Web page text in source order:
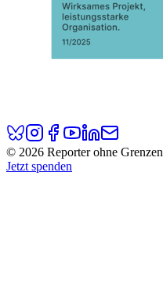
© 2026 Reporter ohne Grenzen
Jetzt spenden